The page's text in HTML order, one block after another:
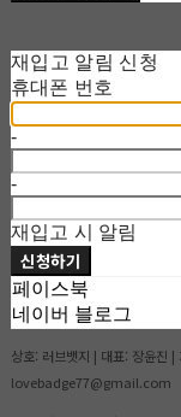
재입고 알림 신청
휴대폰 번호
-
-
재입고 시 알림
신청하기
페이스북
네이버 블로그
상호: 러브뱃지 | 대표: 장윤진
lovebadge77@gmail.com